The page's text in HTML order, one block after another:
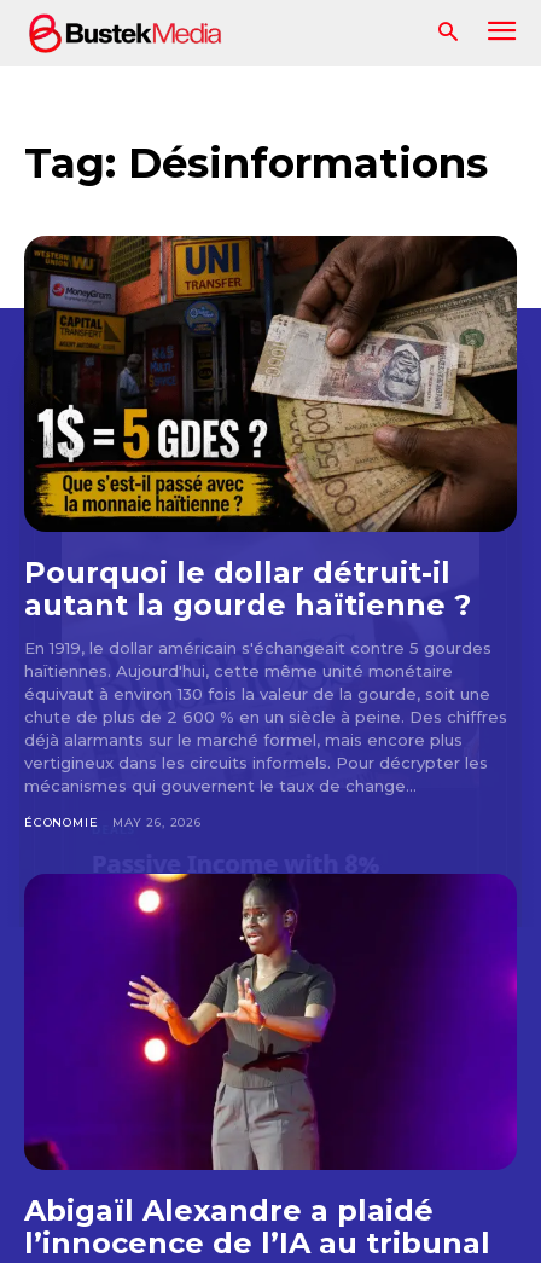
Tag: Désinformations
Pourquoi le dollar détruit-il
autant la gourde haïtienne ?
En 1919, le dollar américain s'échangeait contre 5 gourdes
haïtiennes. Aujourd'hui, cette même unité monétaire
équivaut à environ 130 fois la valeur de la gourde, soit une
chute de plus de 2 600 % en un siècle à peine. Des chiffres
déjà alarmants sur le marché formel, mais encore plus
vertigineux dans les circuits informels. Pour décrypter les
mécanismes qui gouvernent le taux de change...
ÉCONOMIE MAY 26, 2026
Abigaïl Alexandre a plaidé
l’innocence de l’IA au tribunal